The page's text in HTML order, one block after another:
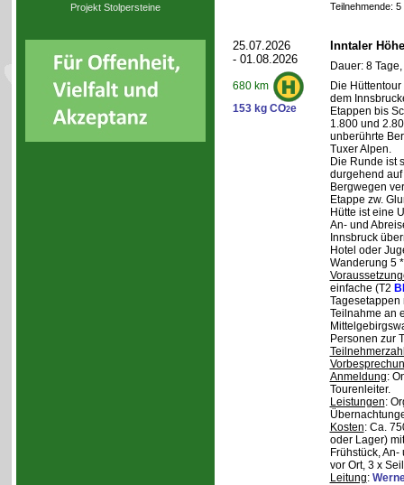
Projekt Stolpersteine Teilnehmende:
25.07.2026
- 01.08.2026
680 km
153 kg CO2e
Inntaler
Dauer: 8
Die
dem
Etappen bis
1.800 und
unberührte
Tuxer Alpen.
Die Runde ist
durgehend
Bergwegen
Etappe zw.
Hütte ist eine
An- und
Innsbruck
Hotel oder
Wanderung 5
einfache (T2
Tagesetappen
Teilnahme an
Personen zur
Anmeldung:
Tourenleiter.
Leistungen:
Kosten: Ca.
oder Lager)
Frühstück,
vor Ort, 3 x
Leitung: